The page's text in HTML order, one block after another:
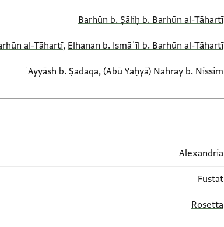
Barhūn b. Ṣāliḥ b. Barhūn al-Tāhartī
al-Tāhartī, Elḥanan b. Ismāʿīl b. Barhūn al-Tāhartī
ʿAyyāsh b. Ṣadaqa, (Abū Yaḥyā) Nahray b. Nissim
Alexandria
Fustat
Rosetta